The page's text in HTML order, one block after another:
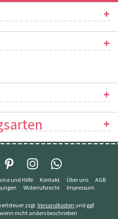
und Hilfe Kontakt Über uns
AGB
Widerrufsrecht Impressum
zzgl.Versandkosten und ggf.
nicht anders beschrieben